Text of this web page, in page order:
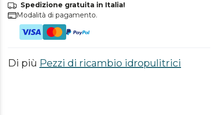
Spedizione gratuita in Italia!
Modalità di pagamento.
Di più Pezzi di ricambio idropulitrici